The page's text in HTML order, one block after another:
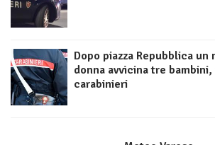
Dopo piazza Repubblica un
donna avvicina tre
carabinieri